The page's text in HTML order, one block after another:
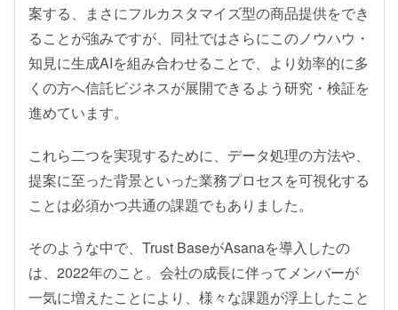
案する、まさにフルカスタマイズ型の商品提供をでき
ることが強みですが、同社ではさらにこのノウハウ・
知見に生成AIを組み合わせることで、より効率的に多
くの方へ信託ビジネスが展開できるよう研究・検証を
進めています。
これら二つを実現するために、データ処理の方法や、
提案に至った背景といった業務プロセスを可視化する
ことは必須かつ共通の課題でもありました。
そのような中で、Trust BaseがAsanaを導入したの
は、2022年のこと。会社の成長に伴ってメンバーが
一気に増えたことにより、様々な課題が浮上したこと